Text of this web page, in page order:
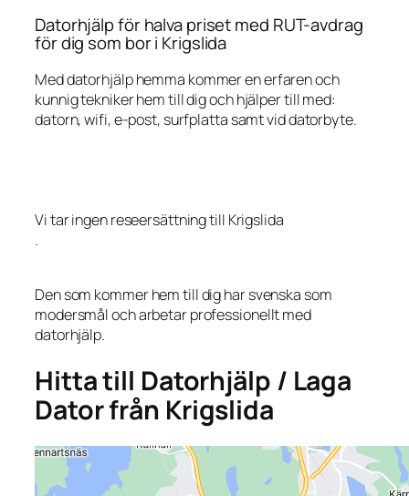
Datorhjälp för halva priset med RUT-avdrag
för dig som bor i Krigslida
Med datorhjälp hemma kommer en erfaren och
kunnig tekniker hem till dig och hjälper till med:
datorn, wifi, e-post, surfplatta samt vid datorbyte.
Vi tar ingen reseersättning till Krigslida
.
Den som kommer hem till dig har svenska som
modersmål och arbetar professionellt med
datorhjälp.
Hitta till Datorhjälp / Laga
Dator från Krigslida